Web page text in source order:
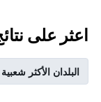
اعثر على
البلدان الأكثر شعبية